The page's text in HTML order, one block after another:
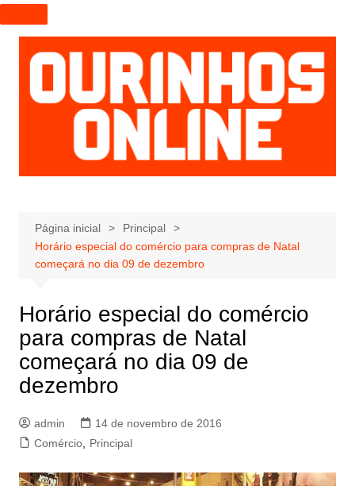
I
r
p
a
r
a
e
ú
d
Página inicial
Principal
Horário especial do comércio para compras de Natal
começará no dia 09 de dezembro
Horário especial do comércio
para compras de Natal
começará no dia 09 de
dezembro
admin
14 de novembro de 2016
Comércio, Principal